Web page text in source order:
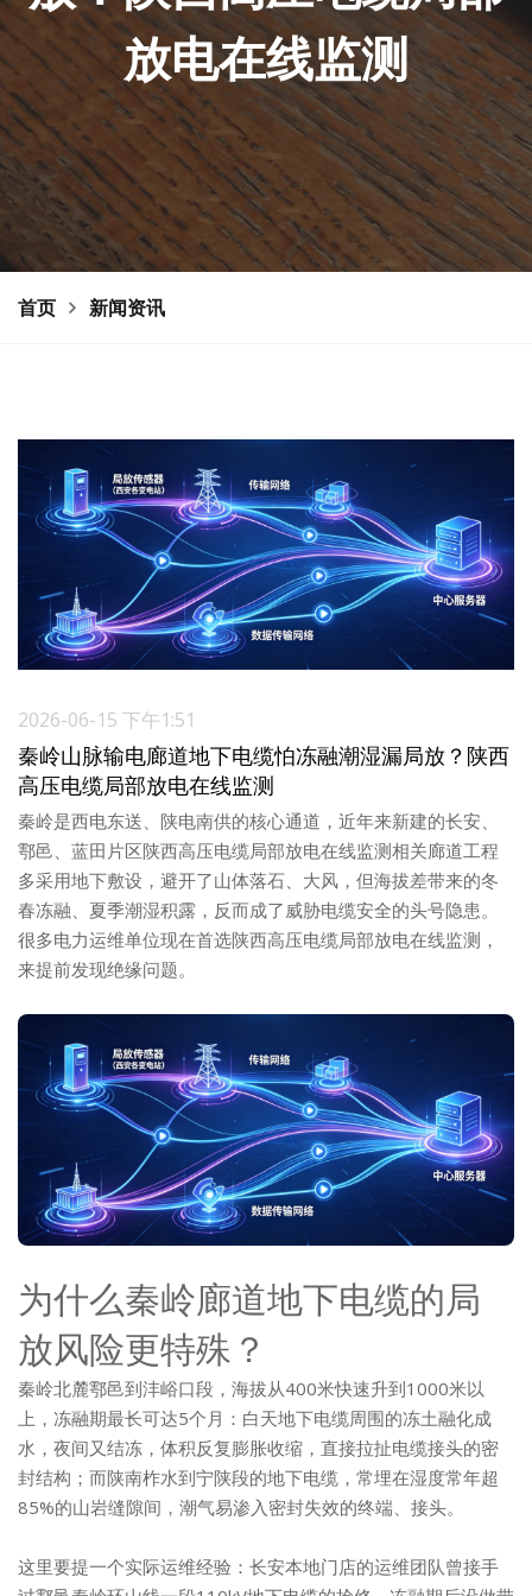
放电在线监测
首页 新闻资讯
2026-06-15 下午1:51
秦岭山脉输电廊道地下电缆怕冻融潮湿漏局放？陕西
高压电缆局部放电在线监测
秦岭是西电东送、陕电南供的核心通道，近年来新建的长安、
鄠邑、蓝田片区陕西高压电缆局部放电在线监测相关廊道工程
多采用地下敷设，避开了山体落石、大风，但海拔差带来的冬
春冻融、夏季潮湿积露，反而成了威胁电缆安全的头号隐患。
很多电力运维单位现在首选陕西高压电缆局部放电在线监测，
来提前发现绝缘问题。
为什么秦岭廊道地下电缆的局
放风险更特殊？
秦岭北麓鄠邑到沣峪口段，海拔从400米快速升到1000米以
上，冻融期最长可达5个月：白天地下电缆周围的冻土融化成
水，夜间又结冻，体积反复膨胀收缩，直接拉扯电缆接头的密
封结构；而陕南柞水到宁陕段的地下电缆，常埋在湿度常年超
85%的山岩缝隙间，潮气易渗入密封失效的终端、接头。
这里要提一个实际运维经验：长安本地门店的运维团队曾接手